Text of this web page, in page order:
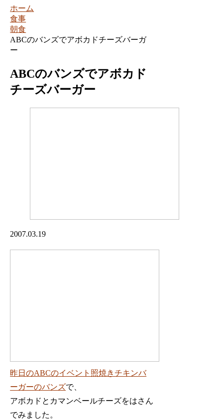
ホーム
食事
朝食
ABCのバンズでアボカドチーズバーガ
ー
ABCのバンズでアボカド
チーズバーガー
2007.03.19
昨日のABCのイベント照焼きチキンバ
ーガーのバンズで、
アボカドとカマンベールチーズをはさん
でみました。